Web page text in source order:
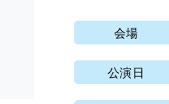
会場
公演日